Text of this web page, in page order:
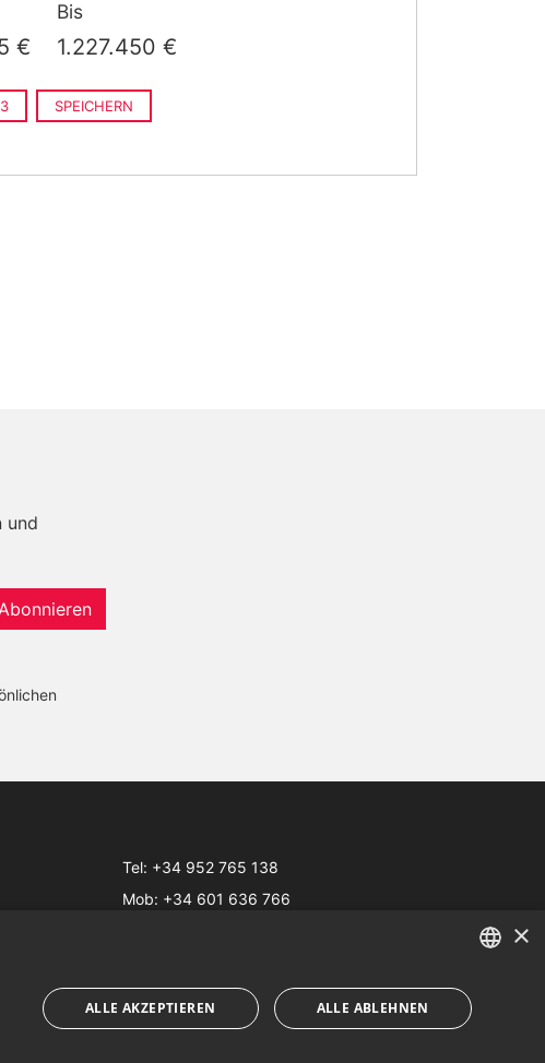
€
Bis
1.227.450 €
SPEICHERN
und
Tel: +34 952 765 138
Mob: +34 601 636 766
www.dmproperties.com
ENGLISH
SPANISH
×
ALLE AKZEPTIEREN ALLE ABLEHNEN